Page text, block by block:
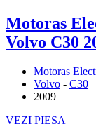
Motoras
Volvo C30
Motoras
Volvo - C30
2009
VEZI PIESA